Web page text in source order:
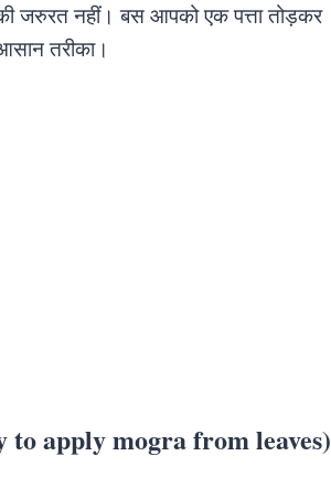
जरुरत नहीं। बस आपको एक पत्ता तोड़कर
तरीका।
to apply mogra from leaves)